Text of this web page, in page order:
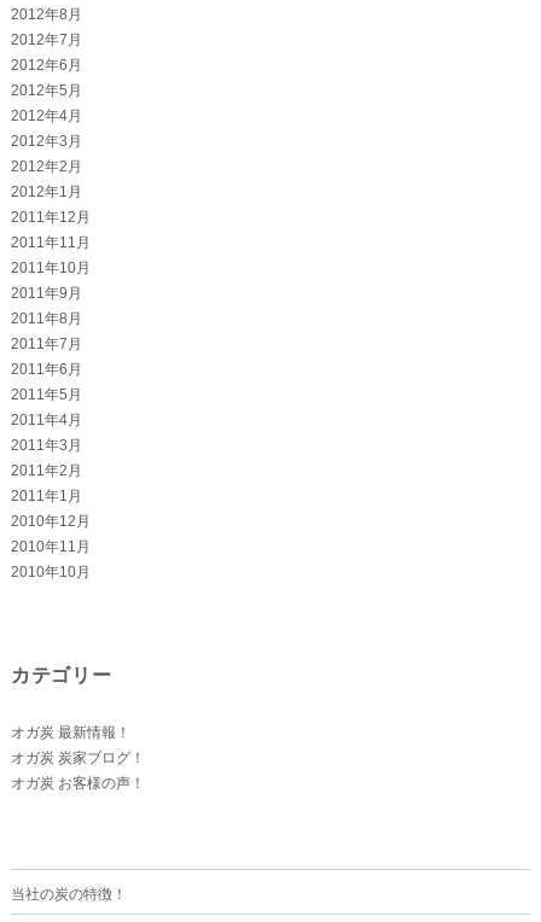
2012年8月
2012年7月
2012年6月
2012年5月
2012年4月
2012年3月
2012年2月
2012年1月
2011年12月
2011年11月
2011年10月
2011年9月
2011年8月
2011年7月
2011年6月
2011年5月
2011年4月
2011年3月
2011年2月
2011年1月
2010年12月
2010年11月
2010年10月
カテゴリー
オガ炭 最新情報！
オガ炭 炭家ブログ！
オガ炭 お客様の声！
当社の炭の特徴！